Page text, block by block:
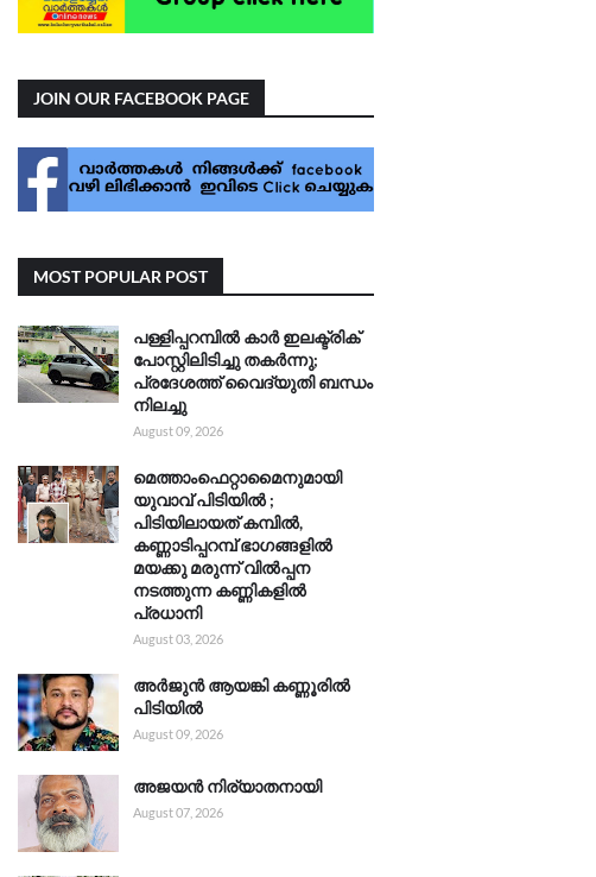
JOIN OUR FACEBOOK PAGE
MOST POPULAR POST
പള്ളിപ്പറമ്പിൽ കാർ ഇലക്ട്രിക്
പോസ്റ്റിലിടിച്ചു തകർന്നു;
പ്രദേശത്ത് വൈദ്യുതി ബന്ധം
നിലച്ചു
August 09, 2026
മെത്താംഫെറ്റാമൈനുമായി
യുവാവ് പിടിയിൽ ;
പിടിയിലായത് കമ്പിൽ,
കണ്ണാടിപ്പറമ്പ് ഭാഗങ്ങളിൽ
മയക്കു മരുന്ന് വിൽപ്പന
നടത്തുന്ന കണ്ണികളിൽ
പ്രധാനി
August 03, 2026
അർജുൻ ആയങ്കി കണ്ണൂരിൽ
പിടിയിൽ
August 09, 2026
അജയൻ നിര്യാതനായി
August 07, 2026